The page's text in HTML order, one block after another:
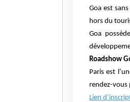
Goa est
hors du
Goa
Roadshow
Paris est
rendez-vous
Lien